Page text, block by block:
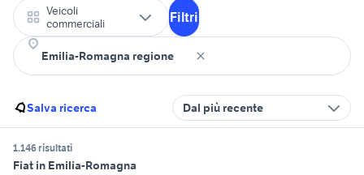
Veicoli
commerciali
Filtri
Salva ricerca Dal più recente
1.146 risultati
Fiat in Emilia-Romagna